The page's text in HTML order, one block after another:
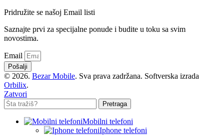
Pridružite se našoj Email listi
Saznajte prvi za specijalne ponude i budite u toku sa svim
novostima.
Email
Pošalji
© 2026. Bezar Mobile. Sva prava zadržana. Softverska izrada
Orbilix.
Zatvori
Pretraga
Mobilni telefoni
Iphone telefoni